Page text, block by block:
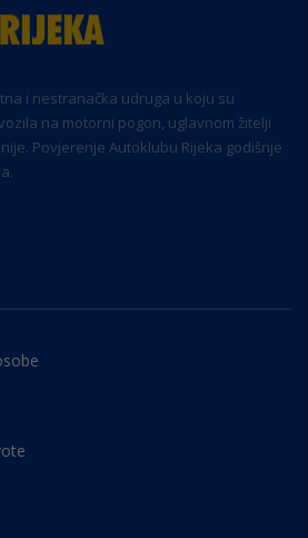
i nestranačka udruga u koju su
na motorni pogon, uglavnom žitelji
Povjerenje Autoklubu Rijeka godišnje